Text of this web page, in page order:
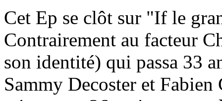
Cet Ep se clôt sur "If le
Contrairement au facteur
son identité) qui passa 33
Sammy Decoster et